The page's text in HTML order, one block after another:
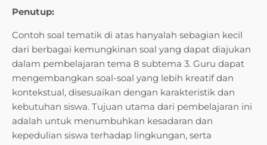
Penutup:
Contoh soal tematik di atas hanyalah sebagian kecil
dari berbagai kemungkinan soal yang dapat diajukan
dalam pembelajaran tema 8 subtema 3. Guru dapat
mengembangkan soal-soal yang lebih kreatif dan
kontekstual, disesuaikan dengan karakteristik dan
kebutuhan siswa. Tujuan utama dari pembelajaran ini
adalah untuk menumbuhkan kesadaran dan
kepedulian siswa terhadap lingkungan, serta